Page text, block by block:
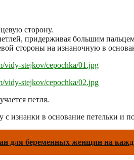
сторону.
придерживая большим
стороны на изнаночную в
vidy-stejkov/cepochka/01.jpg
vidy-stejkov/cepochka/02.jpg
петля.
с изнанки в основание петельки и
для беременных женщин на